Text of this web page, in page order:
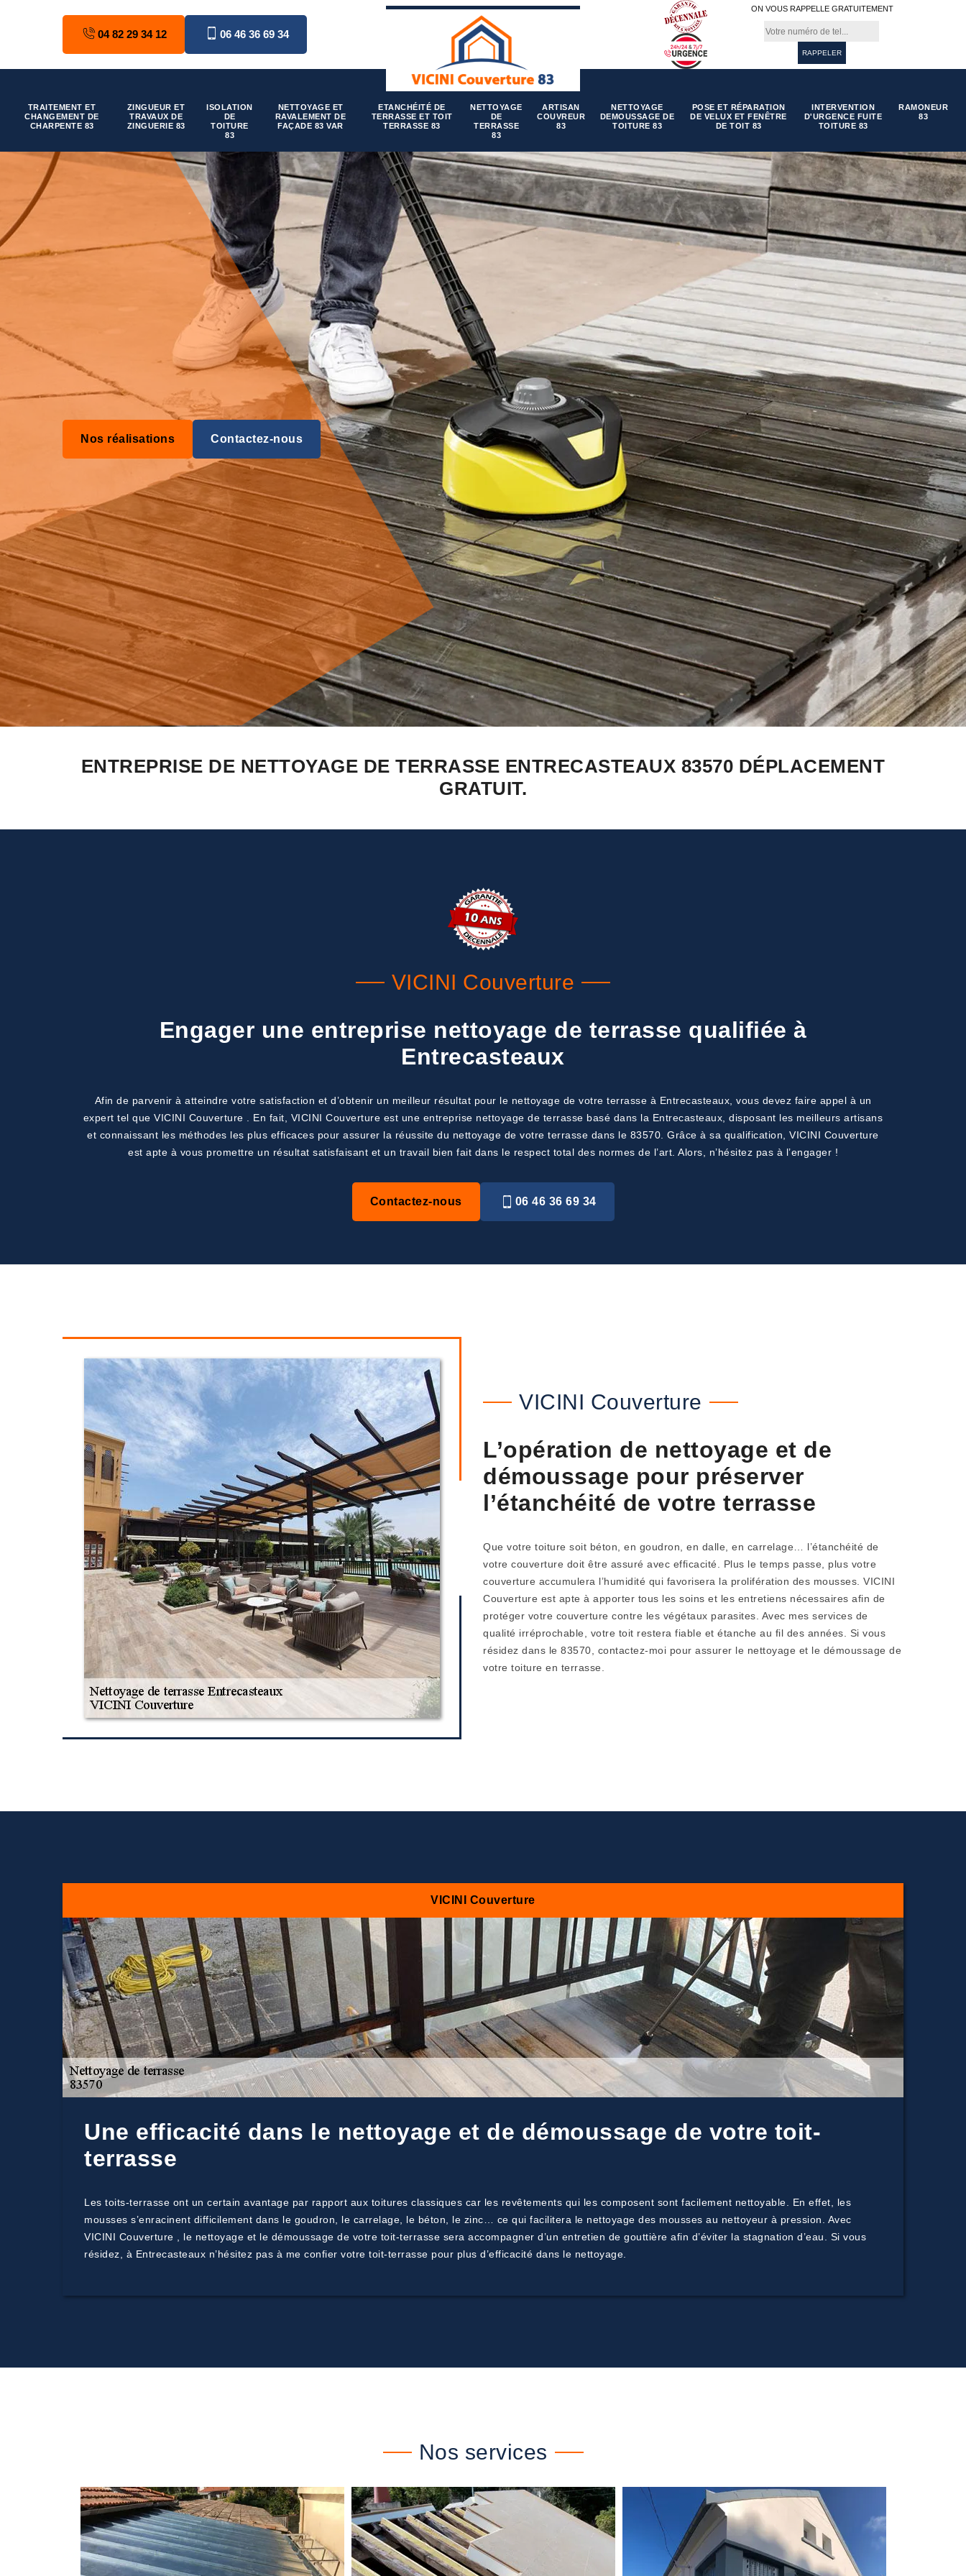
04 82 29 34 12 06 46 36 69 34
ON VOUS RAPPELLE GRATUITEMENT
TRAITEMENT ET
CHANGEMENT DE
CHARPENTE 83
ZINGUEUR ET
TRAVAUX DE
ZINGUERIE 83
ISOLATION
DE
TOITURE
83
NETTOYAGE ET
RAVALEMENT DE
FAÇADE 83 VAR
ETANCHÉITÉ DE
TERRASSE ET TOIT
TERRASSE 83
NETTOYAGE
DE
TERRASSE
83
ARTISAN
COUVREUR
83
NETTOYAGE
DEMOUSSAGE DE
TOITURE 83
POSE ET RÉPARATION
DE VELUX ET FENÊTRE
DE TOIT 83
INTERVENTION
D'URGENCE FUITE
TOITURE 83
RAMONEUR
83
Nos réalisations Contactez-nous
ENTREPRISE DE NETTOYAGE DE TERRASSE ENTRECASTEAUX 83570 DÉPLACEMENT
GRATUIT.
VICINI Couverture
Engager une entreprise nettoyage de terrasse qualifiée à
Entrecasteaux
Afin de parvenir à atteindre votre satisfaction et d’obtenir un meilleur résultat pour le nettoyage de votre terrasse à Entrecasteaux, vous devez faire appel à un
expert tel que VICINI Couverture . En fait, VICINI Couverture est une entreprise nettoyage de terrasse basé dans la Entrecasteaux, disposant les meilleurs artisans
et connaissant les méthodes les plus efficaces pour assurer la réussite du nettoyage de votre terrasse dans le 83570. Grâce à sa qualification, VICINI Couverture
est apte à vous promettre un résultat satisfaisant et un travail bien fait dans le respect total des normes de l’art. Alors, n’hésitez pas à l’engager !
Contactez-nous 06 46 36 69 34
VICINI Couverture
L’opération de nettoyage et de
démoussage pour préserver
l’étanchéité de votre terrasse
Que votre toiture soit béton, en goudron, en dalle, en carrelage… l’étanchéité de
votre couverture doit être assuré avec efficacité. Plus le temps passe, plus votre
couverture accumulera l’humidité qui favorisera la prolifération des mousses. VICINI
Couverture est apte à apporter tous les soins et les entretiens nécessaires afin de
protéger votre couverture contre les végétaux parasites. Avec mes services de
qualité irréprochable, votre toit restera fiable et étanche au fil des années. Si vous
résidez dans le 83570, contactez-moi pour assurer le nettoyage et le démoussage de
votre toiture en terrasse.
VICINI Couverture
Une efficacité dans le nettoyage et de démoussage de votre toit-
terrasse
Les toits-terrasse ont un certain avantage par rapport aux toitures classiques car les revêtements qui les composent sont facilement nettoyable. En effet, les
mousses s’enracinent difficilement dans le goudron, le carrelage, le béton, le zinc… ce qui facilitera le nettoyage des mousses au nettoyeur à pression. Avec
VICINI Couverture , le nettoyage et le démoussage de votre toit-terrasse sera accompagner d’un entretien de gouttière afin d’éviter la stagnation d’eau. Si vous
résidez, à Entrecasteaux n’hésitez pas à me confier votre toit-terrasse pour plus d’efficacité dans le nettoyage.
Nos services